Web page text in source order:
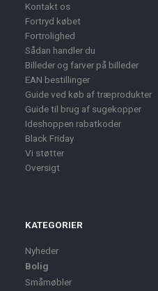
Kontakt os
Fortryd købet
Fortrolighed
Sådan handler du
Billeder og farver på billeder
EAN bestillinger
Guide ved køb af træprodukter
Guide til brug af sugekopper
Ideshoppen rabatkoder
Black Friday
Vi støtter
Oversigt
KATEGORIER
Nyheder
Bolig
Småmøbler